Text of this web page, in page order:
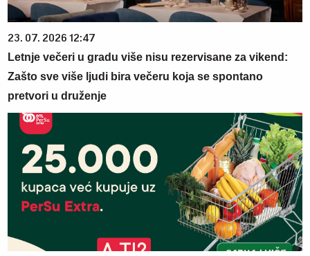
23. 07. 2026 12:47
Letnje večeri u gradu više nisu rezervisane za vikend:
Zašto sve više ljudi bira večeru koja se spontano
pretvori u druženje